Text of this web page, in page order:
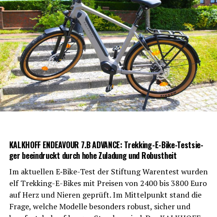
Akku sind mit­tig im Rad posi­tio­niert. Dies sorgt für eine
per­fek­te Balan­ce und ein sta­bi­les Fahrverhalten.
Gates-Rie­men­an­trieb
Der war­tungs­ar­me Rie­men­an­trieb garan­tiert vie­le sor­
gen­freie und kom­for­ta­ble Kilo­me­ter. Kei­ne Ket­te bedeu­
tet weni­ger War­tung und mehr Fahrspaß.
KALKHOFF ENDEAVOUR 7.B ADVANCE: Trek­king-E-Bike-Test­sie­
ger beein­druckt durch hohe Zula­dung und Robustheit
Im aktu­el­len E‑Bike-Test der Stif­tung Waren­test wur­den
elf Trek­king-E-Bikes mit Prei­sen von 2400 bis 3800 Euro
auf Herz und Nie­ren geprüft. Im Mit­tel­punkt stand die
Fra­ge, wel­che Model­le beson­ders robust, sicher und